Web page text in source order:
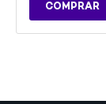
COMPRAR